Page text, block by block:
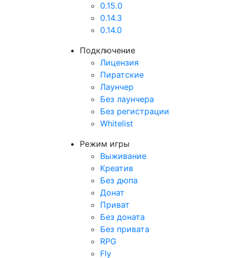
0.15.0
0.14.3
0.14.0
Подключение
Лицензия
Пиратские
Лаунчер
Без лаунчера
Без регистрации
Whitelist
Режим игры
Выживание
Креатив
Без дюпа
Донат
Приват
Без доната
Без привата
RPG
Fly